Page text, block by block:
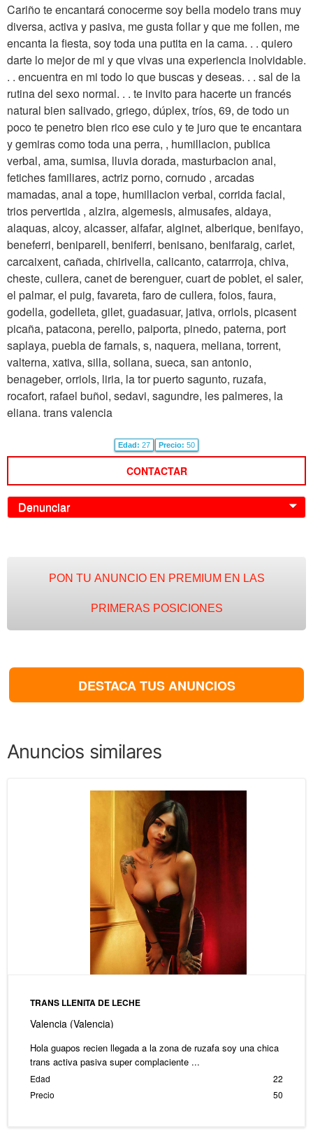
Cariño te encantará conocerme soy bella modelo trans muy
diversa, activa y pasiva, me gusta follar y que me follen, me
encanta la fiesta, soy toda una putita en la cama. . . quiero
darte lo mejor de mi y que vivas una experiencia inolvidable.
. . encuentra en mi todo lo que buscas y deseas. . . sal de la
rutina del sexo normal. . . te invito para hacerte un francés
natural bien salivado, griego, dúplex, tríos, 69, de todo un
poco te penetro bien rico ese culo y te juro que te encantara
y gemiras como toda una perra, , humillacion, publica
verbal, ama, sumisa, lluvia dorada, masturbacion anal,
fetiches familiares, actriz porno, cornudo , arcadas
mamadas, anal a tope, humillacion verbal, corrida facial,
trios pervertida , alzira, algemesis, almusafes, aldaya,
alaquas, alcoy, alcasser, alfafar, alginet, alberique, benifayo,
beneferri, beniparell, beniferri, benisano, benifaraig, carlet,
carcaixent, cañada, chirivella, calicanto, catarrroja, chiva,
cheste, cullera, canet de berenguer, cuart de poblet, el saler,
el palmar, el puig, favareta, faro de cullera, foios, faura,
godella, godelleta, gilet, guadasuar, jativa, orriols, picasent
picaña, patacona, perello, paiporta, pinedo, paterna, port
saplaya, puebla de farnals, s, naquera, meliana, torrent,
valterna, xativa, silla, sollana, sueca, san antonio,
benageber, orriols, liria, la tor puerto sagunto, ruzafa,
rocafort, rafael buñol, sedavi, sagundre, les palmeres, la
eliana. trans valencia
Edad: 27 Precio: 50
CONTACTAR
Denunciar 0
PON TU ANUNCIO EN PREMIUM EN LAS
PRIMERAS POSICIONES
DESTACA TUS ANUNCIOS
Anuncios similares
TRANS LLENITA DE LECHE
Valencia (Valencia)
Hola guapos recien llegada a la zona de ruzafa soy una chica
trans activa pasiva super complaciente ...
Edad
22
Precio
50